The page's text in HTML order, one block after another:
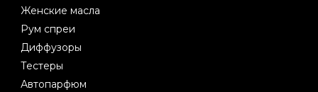
Женские масла
Рум спреи
Диффузоры
Тестеры
Автопарфюм